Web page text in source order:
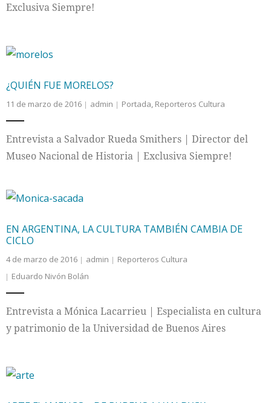
Exclusiva Siempre!
¿QUIÉN FUE MORELOS?
11 de marzo de 2016 admin Portada, Reporteros Cultura
Entrevista a Salvador Rueda Smithers | Director del
Museo Nacional de Historia | Exclusiva Siempre!
EN ARGENTINA, LA CULTURA TAMBIÉN CAMBIA DE
CICLO
4 de marzo de 2016 admin
Reporteros Cultura
Eduardo Nivón Bolán
Entrevista a Mónica Lacarrieu | Especialista en cultura
y patrimonio de la Universidad de Buenos Aires